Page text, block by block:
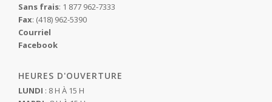
Sans frais: 1 877 962-7333
Fax: (418) 962-5390
Courriel
Facebook
HEURES D'OUVERTURE
LUNDI : 8 H À 15 H